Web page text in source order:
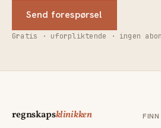
Send forespørsel
Gratis · uforpliktende · ingen
regnskapsklinikken